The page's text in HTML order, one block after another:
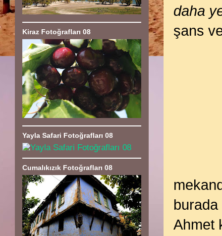
daha
şans
burada
Ahmet
Kiraz Fotoğrafları 08
Yayla Safari Fotoğrafları 08
Cumalıkızık Fotoğrafları 08